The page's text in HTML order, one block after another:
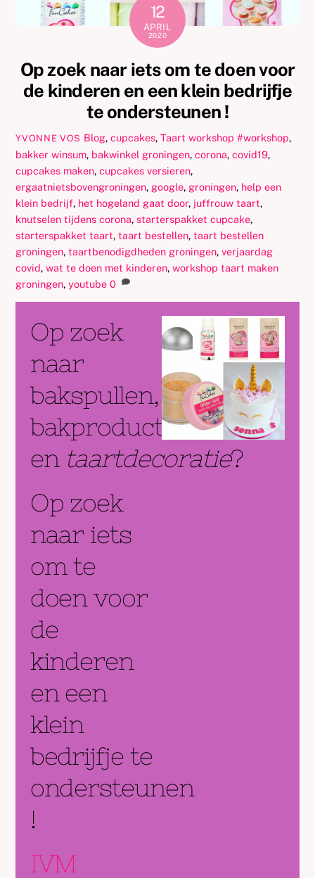
12
APRIL
2020
Op zoek naar iets om te doen voor
de kinderen en een klein bedrijfje
te ondersteunen !
YVONNE VOS Blog, cupcakes, Taart workshop #workshop,
bakker winsum, bakwinkel groningen,corona,covid19,
cupcakes maken,cupcakes versieren,
ergaatnietsbovengroningen, google, groningen, help een
klein bedrijf, het hogeland gaat door, juffrouw taart,
knutselen tijdens corona,starterspakket cupcake,
starterspakket taart,taart bestellen,taart bestellen
groningen,taartbenodigdheden groningen,verjaardag
covid,wat te doen met kinderen,workshop taart maken
groningen,youtube 0
Op zoek
naar
bakspullen,
bakproducten
en taartdecoratie?
Op zoek
naar iets
om te
doen voor
de
kinderen
en een
klein
bedrijfje te
ondersteunen
!
IVM